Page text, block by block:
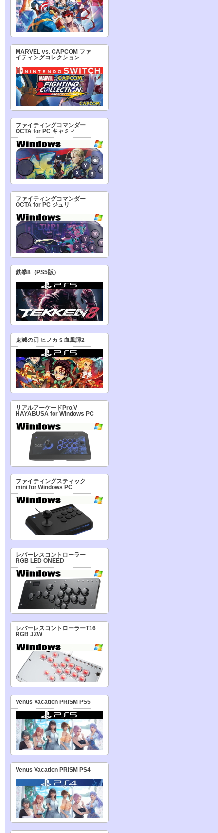
MARVEL vs. CAPCOM ファ
イティングコレクション
ファイティングコマンダー
OCTA for PC キャミィ
ファイティングコマンダー
OCTA for PC ジュリ
鉄拳8（PS5版）
鬼滅の刃 ヒノカミ血風譚2
リアルアーケードPro.V
HAYABUSA for Windows PC
ファイティングスティック
mini for Windows PC
レバーレスコントローラー
RGB LED ONEED
レバーレスコントローラーT16
RGB JZW
Venus Vacation PRISM PS5
Venus Vacation PRISM PS4